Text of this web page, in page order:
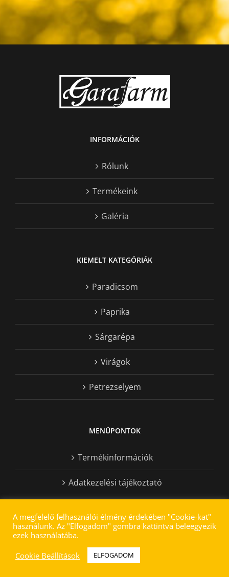
INFORMÁCIÓK
Rólunk
Termékeink
Galéria
KIEMELT KATEGÓRIÁK
Paradicsom
Paprika
Sárgarépa
Virágok
Petrezselyem
MENÜPONTOK
Termékinformációk
Adatkezelési tájékoztató
A megfelelő felhasználói élmény érdekében "Cookie-kat"
használunk. Az "Elfogadom" gombra kattintva beleegyezik
ezek használatába.
Cookie Beállítások
ELFOGADOM